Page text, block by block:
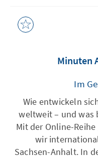
Im
Wie entwickeln
weltweit – und was
Mit der Online-
wir
Sachsen-Anhalt. In